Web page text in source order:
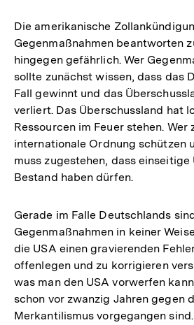
Die amerikanische
Gegenmaßnahmen beantworten
hingegen gefährlich. Wer
sollte zunächst wissen, dass das
Fall gewinnt und das
verliert. Das Überschussland hat
Ressourcen im Feuer stehen. Wer
internationale Ordnung schützen
muss zugestehen, dass einseitige
Bestand haben dürfen.
Gerade im Falle Deutschlands
Gegenmaßnahmen in keiner
die USA einen gravierenden
offenlegen und zu korrigieren
was man den USA vorwerfen
schon vor zwanzig Jahren gegen
Merkantilismus vorgegangen